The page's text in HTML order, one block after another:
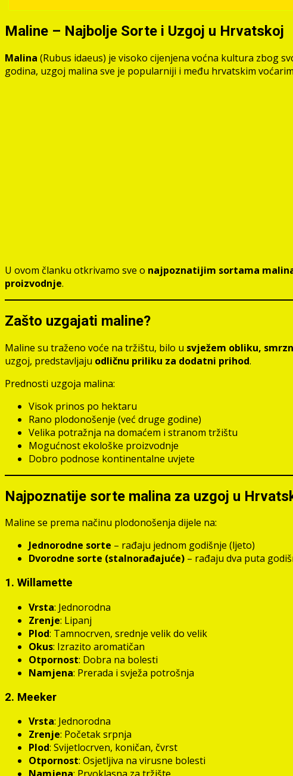
Maline – Najbolje Sorte i Uzgoj u Hrvatskoj
Malina (Rubus idaeus) je visoko cijenjena voćna kultura zbog
godina, uzgoj malina sve je popularniji i među hrvatskim
U ovom članku otkrivamo sve o najpoznatijim sortama
proizvodnje.
Zašto uzgajati maline?
Maline su traženo voće na tržištu, bilo u svježem obliku,
uzgoj, predstavljaju odličnu priliku za dodatni prihod.
Prednosti uzgoja malina:
Visok prinos po hektaru
Rano plodonošenje (već druge godine)
Velika potražnja na domaćem i stranom tržištu
Mogućnost ekološke proizvodnje
Dobro podnose kontinentalne uvjete
Najpoznatije sorte malina za uzgoj u
Maline se prema načinu plodonošenja dijele na:
Jednorodne sorte – rađaju jednom godišnje (ljeto)
Dvorodne sorte (stalnorađajuće) – rađaju dva puta
1. Willamette
Vrsta: Jednorodna
Zrenje: Lipanj
Plod: Tamnocrven, srednje velik do velik
Okus: Izrazito aromatičan
Otpornost: Dobra na bolesti
Namjena: Prerada i svježa potrošnja
2. Meeker
Vrsta: Jednorodna
Zrenje: Početak srpnja
Plod: Svijetlocrven, koničan, čvrst
Otpornost: Osjetljiva na virusne bolesti